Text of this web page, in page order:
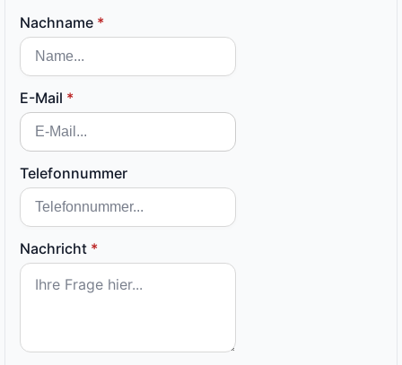
Nachname *
E-Mail *
Telefonnummer
Nachricht *